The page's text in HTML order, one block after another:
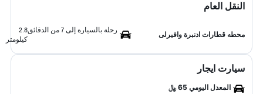
النقل العام
محطه قطارات ادنبرة وافيرلى
رحلة بالسيارة إلى 7 من الدقائق
2.8
كيلومتر
سيارت ايجار
المعدل اليومي 65 ﷼